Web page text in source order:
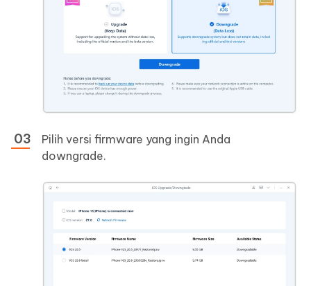
Pilih versi firmware yang ingin Anda
downgrade.